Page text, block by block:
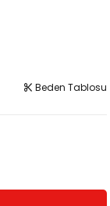
Beden Tablosu